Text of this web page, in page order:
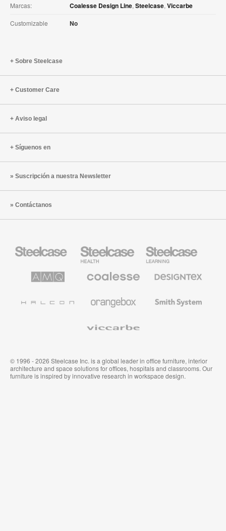
Marcas: Coalesse Design Line, Steelcase, Viccarbe
Customizable No
Sobre Steelcase
Customer Care
Aviso legal
Síguenos en
Suscripción a nuestra Newsletter
Contáctanos
Steelcase
para
sanidad
Steelcase
para
educación
Steelcase
Solutions
premium
System
© 1996 - 2026 Steelcase Inc. is a global leader in office furniture, interior
architecture and space solutions for offices, hospitals and classrooms. Our
furniture is inspired by innovative research in workspace design.